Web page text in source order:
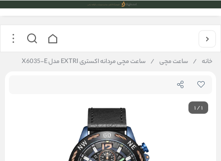
خانه / ساعت مچی / ساعت مچی مردانه اکستری EXTRI مدل X6035-E
1/1